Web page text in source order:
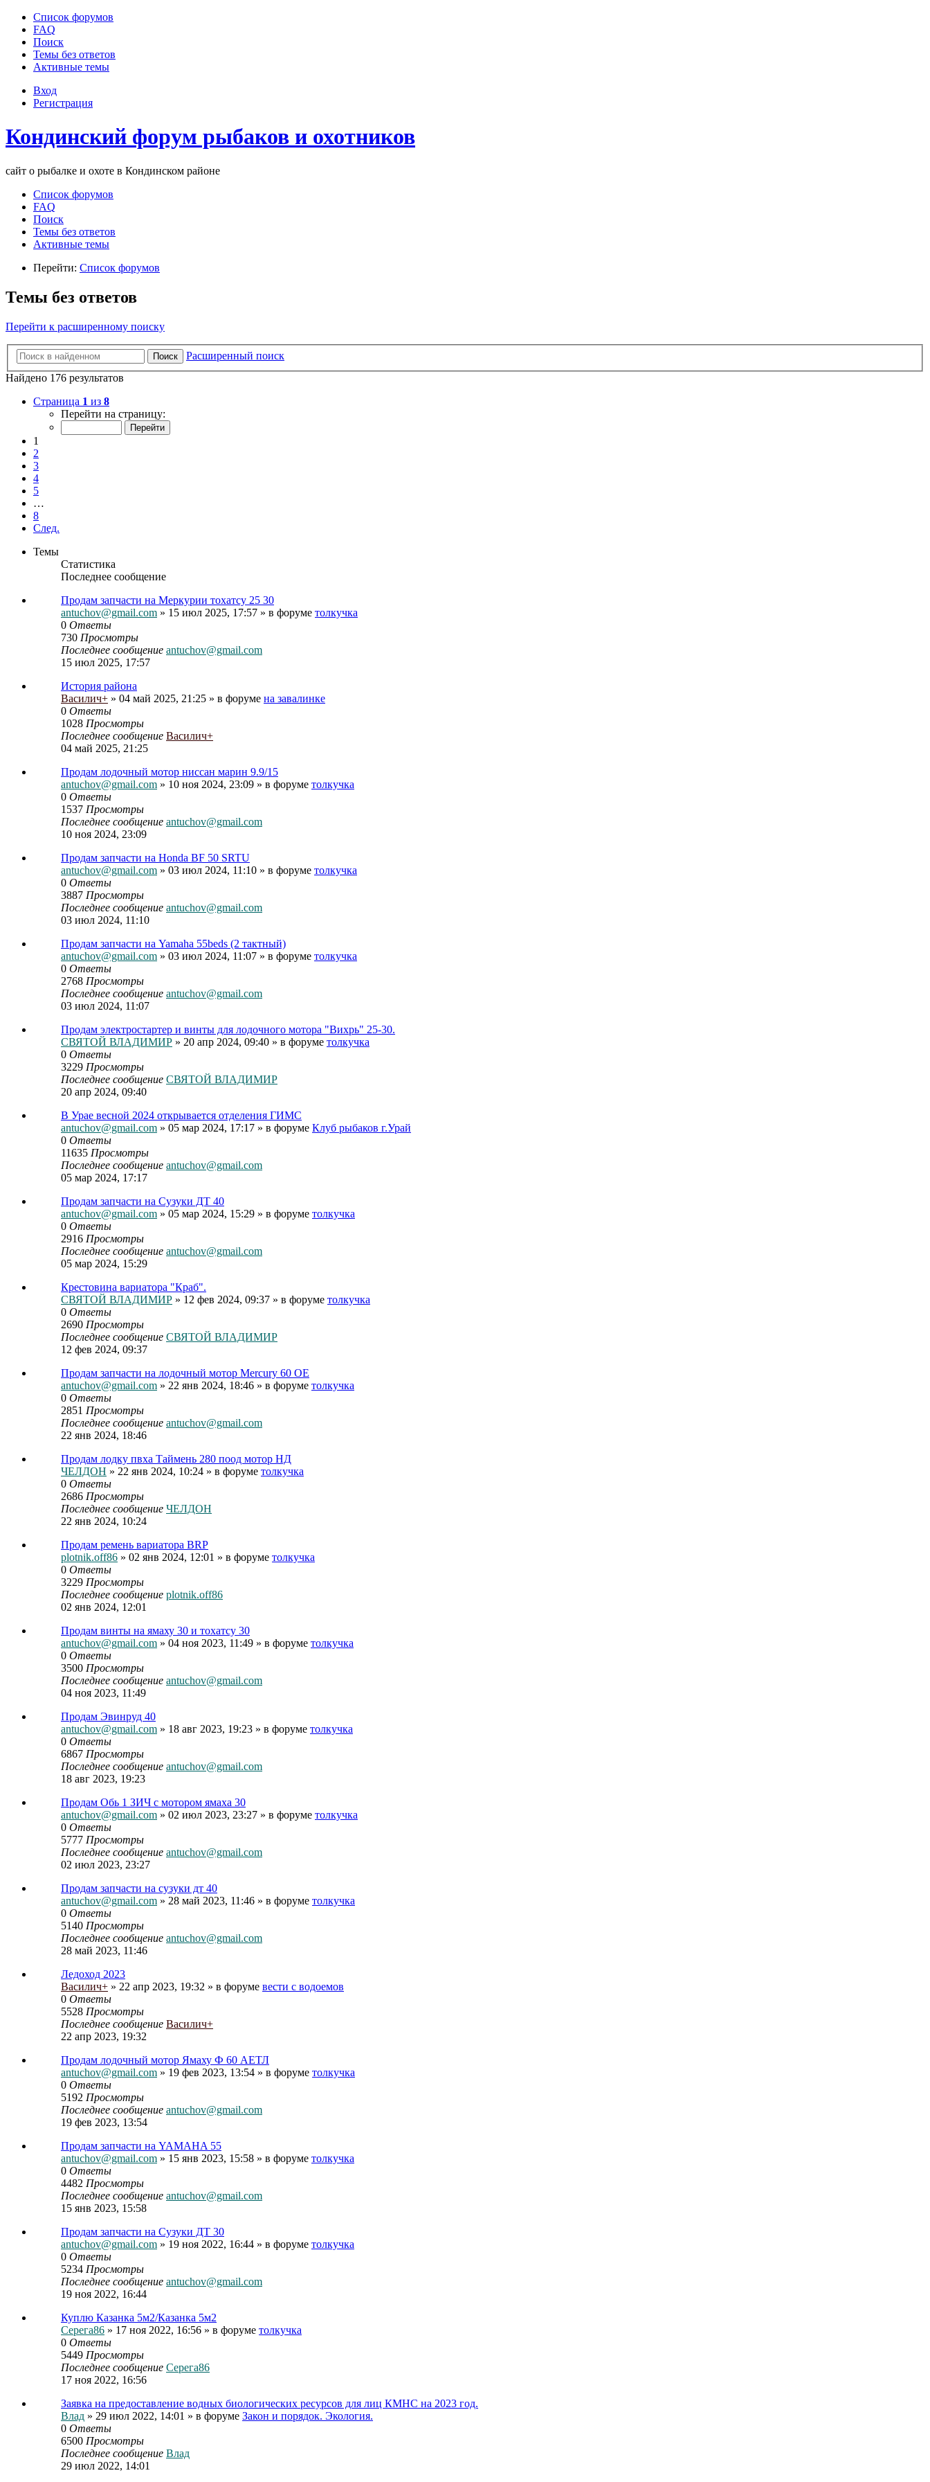
Список форумов
FAQ
Поиск
Темы без ответов
Активные темы
Вход
Регистрация
Кондинский форум рыбаков и охотников
сайт о рыбалке и охоте в Кондинском районе
Список форумов
FAQ
Поиск
Темы без ответов
Активные темы
Перейти: Список форумов
Темы без ответов
Перейти к расширенному поиску
Поиск
Расширенный поиск
Найдено 176 результатов
Страница 1 из 8
Перейти на страницу:
1
2
3
4
5
…
8
След.
Темы
Статистика
Последнее сообщение
Продам запчасти на Меркурии тохатсу 25 30
antuchov@gmail.com » 15 июл 2025, 17:57 » в форуме толкучка
0 Ответы
730 Просмотры
Последнее сообщение antuchov@gmail.com
15 июл 2025, 17:57
История района
Василич+ » 04 май 2025, 21:25 » в форуме на завалинке
0 Ответы
1028 Просмотры
Последнее сообщение Василич+
04 май 2025, 21:25
Продам лодочный мотор ниссан марин 9.9/15
antuchov@gmail.com » 10 ноя 2024, 23:09 » в форуме толкучка
0 Ответы
1537 Просмотры
Последнее сообщение antuchov@gmail.com
10 ноя 2024, 23:09
Продам запчасти на Honda BF 50 SRTU
antuchov@gmail.com » 03 июл 2024, 11:10 » в форуме толкучка
0 Ответы
3887 Просмотры
Последнее сообщение antuchov@gmail.com
03 июл 2024, 11:10
Продам запчасти на Yamaha 55beds (2 тактный)
antuchov@gmail.com » 03 июл 2024, 11:07 » в форуме толкучка
0 Ответы
2768 Просмотры
Последнее сообщение antuchov@gmail.com
03 июл 2024, 11:07
Продам электростартер и винты для лодочного мотора "Вихрь" 25-30.
СВЯТОЙ ВЛАДИМИР » 20 апр 2024, 09:40 » в форуме толкучка
0 Ответы
3229 Просмотры
Последнее сообщение СВЯТОЙ ВЛАДИМИР
20 апр 2024, 09:40
В Урае весной 2024 открывается отделения ГИМС
antuchov@gmail.com » 05 мар 2024, 17:17 » в форуме Клуб рыбаков г.Урай
0 Ответы
11635 Просмотры
Последнее сообщение antuchov@gmail.com
05 мар 2024, 17:17
Продам запчасти на Сузуки ДТ 40
antuchov@gmail.com » 05 мар 2024, 15:29 » в форуме толкучка
0 Ответы
2916 Просмотры
Последнее сообщение antuchov@gmail.com
05 мар 2024, 15:29
Крестовина вариатора "Краб".
СВЯТОЙ ВЛАДИМИР » 12 фев 2024, 09:37 » в форуме толкучка
0 Ответы
2690 Просмотры
Последнее сообщение СВЯТОЙ ВЛАДИМИР
12 фев 2024, 09:37
Продам запчасти на лодочный мотор Mercury 60 OE
antuchov@gmail.com » 22 янв 2024, 18:46 » в форуме толкучка
0 Ответы
2851 Просмотры
Последнее сообщение antuchov@gmail.com
22 янв 2024, 18:46
Продам лодку пвха Таймень 280 поод мотор НД
ЧЕЛДОН » 22 янв 2024, 10:24 » в форуме толкучка
0 Ответы
2686 Просмотры
Последнее сообщение ЧЕЛДОН
22 янв 2024, 10:24
Продам ремень вариатора BRP
plotnik.off86 » 02 янв 2024, 12:01 » в форуме толкучка
0 Ответы
3229 Просмотры
Последнее сообщение plotnik.off86
02 янв 2024, 12:01
Продам винты на ямаху 30 и тохатсу 30
antuchov@gmail.com » 04 ноя 2023, 11:49 » в форуме толкучка
0 Ответы
3500 Просмотры
Последнее сообщение antuchov@gmail.com
04 ноя 2023, 11:49
Продам Эвинруд 40
antuchov@gmail.com » 18 авг 2023, 19:23 » в форуме толкучка
0 Ответы
6867 Просмотры
Последнее сообщение antuchov@gmail.com
18 авг 2023, 19:23
Продам Обь 1 ЗИЧ с мотором ямаха 30
antuchov@gmail.com » 02 июл 2023, 23:27 » в форуме толкучка
0 Ответы
5777 Просмотры
Последнее сообщение antuchov@gmail.com
02 июл 2023, 23:27
Продам запчасти на сузуки дт 40
antuchov@gmail.com » 28 май 2023, 11:46 » в форуме толкучка
0 Ответы
5140 Просмотры
Последнее сообщение antuchov@gmail.com
28 май 2023, 11:46
Ледоход 2023
Василич+ » 22 апр 2023, 19:32 » в форуме вести с водоемов
0 Ответы
5528 Просмотры
Последнее сообщение Василич+
22 апр 2023, 19:32
Продам лодочный мотор Ямаху Ф 60 АЕТЛ
antuchov@gmail.com » 19 фев 2023, 13:54 » в форуме толкучка
0 Ответы
5192 Просмотры
Последнее сообщение antuchov@gmail.com
19 фев 2023, 13:54
Продам запчасти на YAMAHA 55
antuchov@gmail.com » 15 янв 2023, 15:58 » в форуме толкучка
0 Ответы
4482 Просмотры
Последнее сообщение antuchov@gmail.com
15 янв 2023, 15:58
Продам запчасти на Сузуки ДТ 30
antuchov@gmail.com » 19 ноя 2022, 16:44 » в форуме толкучка
0 Ответы
5234 Просмотры
Последнее сообщение antuchov@gmail.com
19 ноя 2022, 16:44
Куплю Казанка 5м2/Казанка 5м2
Серега86 » 17 ноя 2022, 16:56 » в форуме толкучка
0 Ответы
5449 Просмотры
Последнее сообщение Серега86
17 ноя 2022, 16:56
Заявка на предоставление водных биологических ресурсов для лиц КМНС на 2023 год.
Влад » 29 июл 2022, 14:01 » в форуме Закон и порядок. Экология.
0 Ответы
6500 Просмотры
Последнее сообщение Влад
29 июл 2022, 14:01